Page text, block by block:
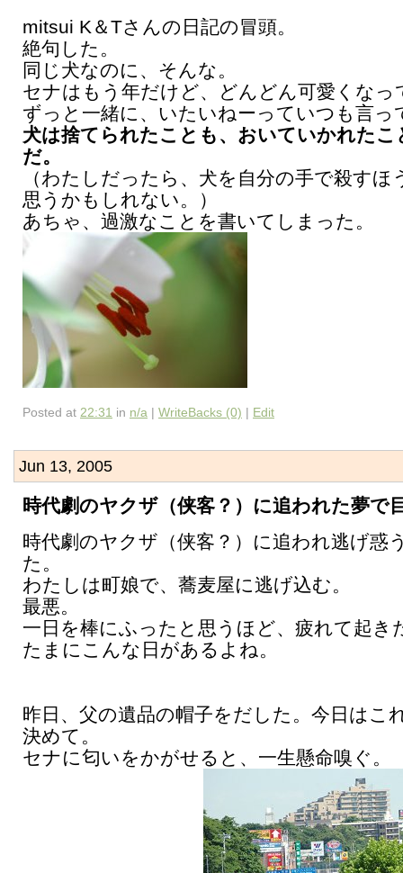
mitsui K＆Tさんの日記の冒頭。
絶句した。
同じ犬なのに、そんな。
セナはもう年だけど、どんどん可愛くなっ
ずっと一緒に、いたいねーっていつも言っ
犬は捨てられたことも、おいていかれたこ
だ。
（わたしだったら、犬を自分の手で殺すほ
思うかもしれない。）
あちゃ、過激なことを書いてしまった。
Posted at 22:31 in n/a | WriteBacks (0) | Edit
Jun 13, 2005
時代劇のヤクザ（侠客？）に追われた夢で
時代劇のヤクザ（侠客？）に追われ逃げ惑
た。
わたしは町娘で、蕎麦屋に逃げ込む。
最悪。
一日を棒にふったと思うほど、疲れて起き
たまにこんな日があるよね。
昨日、父の遺品の帽子をだした。今日はこ
決めて。
セナに匂いをかがせると、一生懸命嗅ぐ。